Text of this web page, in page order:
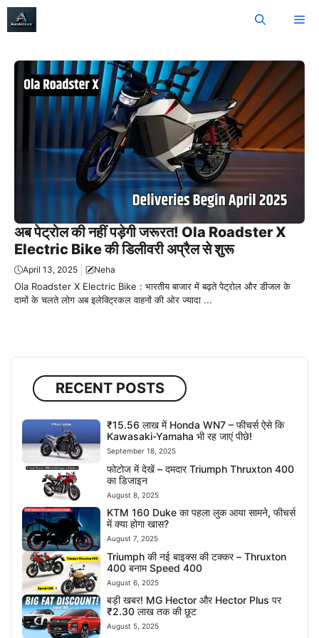
Skip
अब पेट्रोल की नहीं पड़ेगी जरूरत! Ola Roadster X
Electric Bike की डिलीवरी अप्रैल से शुरू
April 13, 2025 Neha
Ola Roadster X Electric Bike : भारतीय बाजार में बढ़ते पेट्रोल और डीजल के
दामों के चलते लोग अब इलेक्ट्रिकल वाहनों की ओर ज्यादा ...
RECENT POSTS
₹15.56 लाख में Honda WN7 – फीचर्स ऐसे कि
Kawasaki-Yamaha भी रह जाएं पीछे!
September 18, 2025
फोटोज में देखें – दमदार Triumph Thruxton 400
का डिजाइन
August 8, 2025
KTM 160 Duke का पहला लुक आया सामने, फीचर्स
में क्या होगा खास?
August 7, 2025
Triumph की नई बाइक्स की टक्कर – Thruxton
400 बनाम Speed 400
August 6, 2025
बड़ी खबर! MG Hector और Hector Plus पर
₹2.30 लाख तक की छूट
August 5, 2025